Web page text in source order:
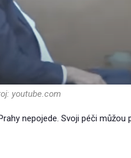
youtube.com
nepojede. Svoji péči můžou